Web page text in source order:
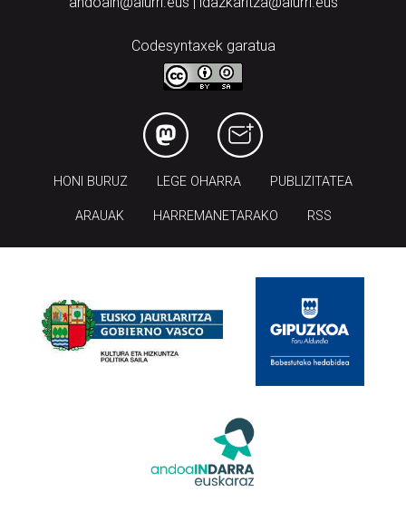
Codesyntaxek garatua
HONI BURUZ LEGE OHARRA PUBLIZITATEA
ARAUAK HARREMANETARAKO RSS